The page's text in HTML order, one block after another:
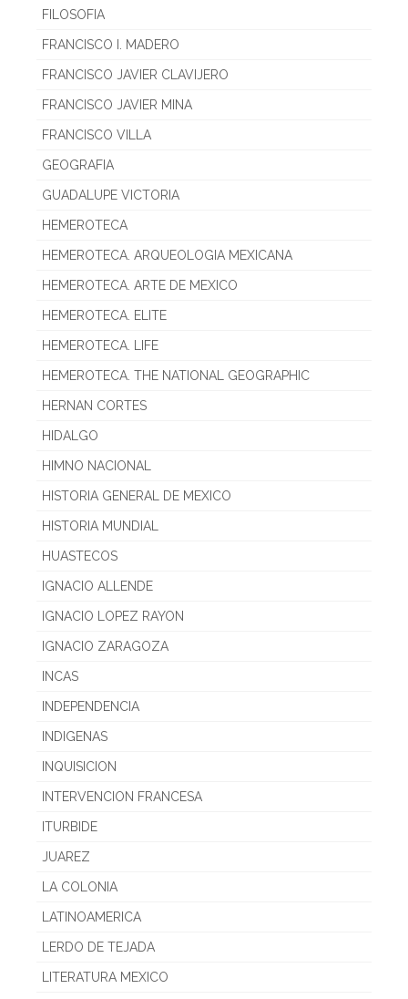
FILOSOFIA
FRANCISCO I. MADERO
FRANCISCO JAVIER CLAVIJERO
FRANCISCO JAVIER MINA
FRANCISCO VILLA
GEOGRAFIA
GUADALUPE VICTORIA
HEMEROTECA
HEMEROTECA. ARQUEOLOGIA MEXICANA
HEMEROTECA. ARTE DE MEXICO
HEMEROTECA. ELITE
HEMEROTECA. LIFE
HEMEROTECA. THE NATIONAL GEOGRAPHIC
HERNAN CORTES
HIDALGO
HIMNO NACIONAL
HISTORIA GENERAL DE MEXICO
HISTORIA MUNDIAL
HUASTECOS
IGNACIO ALLENDE
IGNACIO LOPEZ RAYON
IGNACIO ZARAGOZA
INCAS
INDEPENDENCIA
INDIGENAS
INQUISICION
INTERVENCION FRANCESA
ITURBIDE
JUAREZ
LA COLONIA
LATINOAMERICA
LERDO DE TEJADA
LITERATURA MEXICO